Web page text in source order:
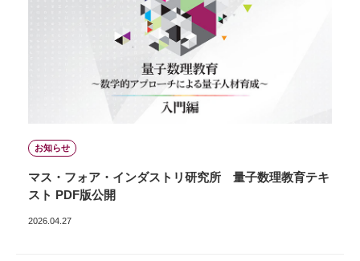
お知らせ
マス・フォア・インダストリ研究所 量子数理教育テキ
スト PDF版公開
2026.04.27